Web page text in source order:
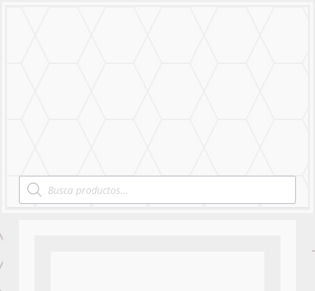
Products
search